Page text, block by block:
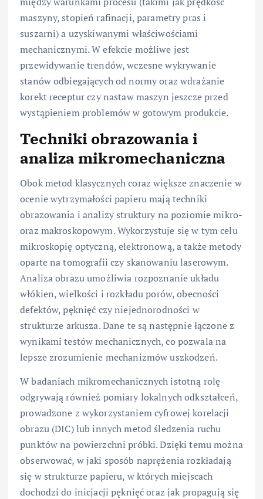
maszyny, stopień rafinacji, parametry pras i
suszarni) a uzyskiwanymi właściwościami
mechanicznymi. W efekcie możliwe jest
przewidywanie trendów, wczesne wykrywanie
stanów odbiegających od normy oraz wdrażanie
korekt receptur czy nastaw maszyn jeszcze przed
wystąpieniem problemów w gotowym produkcie.
Techniki obrazowania i
analiza mikromechaniczna
Obok metod klasycznych coraz większe znaczenie w
ocenie wytrzymałości papieru mają techniki
obrazowania i analizy struktury na poziomie mikro-
oraz makroskopowym. Wykorzystuje się w tym celu
mikroskopię optyczną, elektronową, a także metody
oparte na tomografii czy skanowaniu laserowym.
Analiza obrazu umożliwia rozpoznanie układu
włókien, wielkości i rozkładu porów, obecności
defektów, pęknięć czy niejednorodności w
strukturze arkusza. Dane te są następnie łączone z
wynikami testów mechanicznych, co pozwala na
lepsze zrozumienie mechanizmów uszkodzeń.
W badaniach mikromechanicznych istotną rolę
odgrywają również pomiary lokalnych odkształceń,
prowadzone z wykorzystaniem cyfrowej korelacji
obrazu (DIC) lub innych metod śledzenia ruchu
punktów na powierzchni próbki. Dzięki temu można
obserwować, w jaki sposób naprężenia rozkładają
się w strukturze papieru, w których miejscach
dochodzi do inicjacji pęknięć oraz jak propagują się